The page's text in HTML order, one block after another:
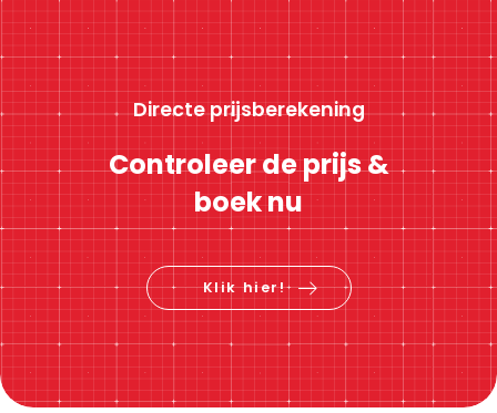
Directe prijsberekening
Controleer de prijs &
boek nu